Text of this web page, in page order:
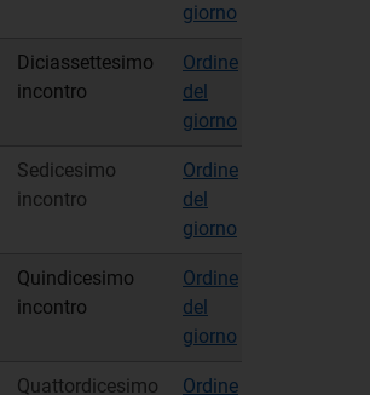
giorno
Diciassettesimo
incontro
Ordine
del
giorno
Sedicesimo
incontro
Ordine
del
giorno
Quindicesimo
incontro
Ordine
del
giorno
Quattordicesimo Ordine